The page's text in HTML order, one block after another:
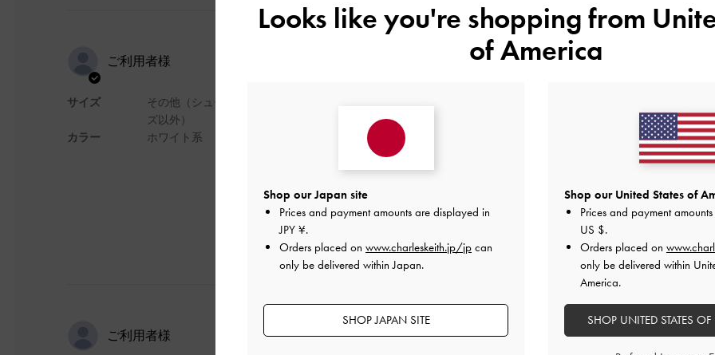
ご利用者様
サイズ
カラー
その他（シュー
ズ以外）
ホワイト系
夏にピッタリなバッグです!!
夏にピッタリな爽やかなデニム生地に惹かれて購入しました。ペットボトルや日
すが、すべて入りました。お出かけが楽しみになるバッグです!!
とても良かった とても
ご利用者様 使いやすいです
Looks like you're shopping from
of America
Shop our Japan site
Prices and payment amounts are displayed in
JPY ¥.
Orders placed on www.charleskeith.jp/jp can
only be delivered within Japan.
SHOP JAPAN SITE
Shop our United States of
Prices and payment
US $.
Orders placed on
only be delivered within
America.
SHOP UNITED STATES